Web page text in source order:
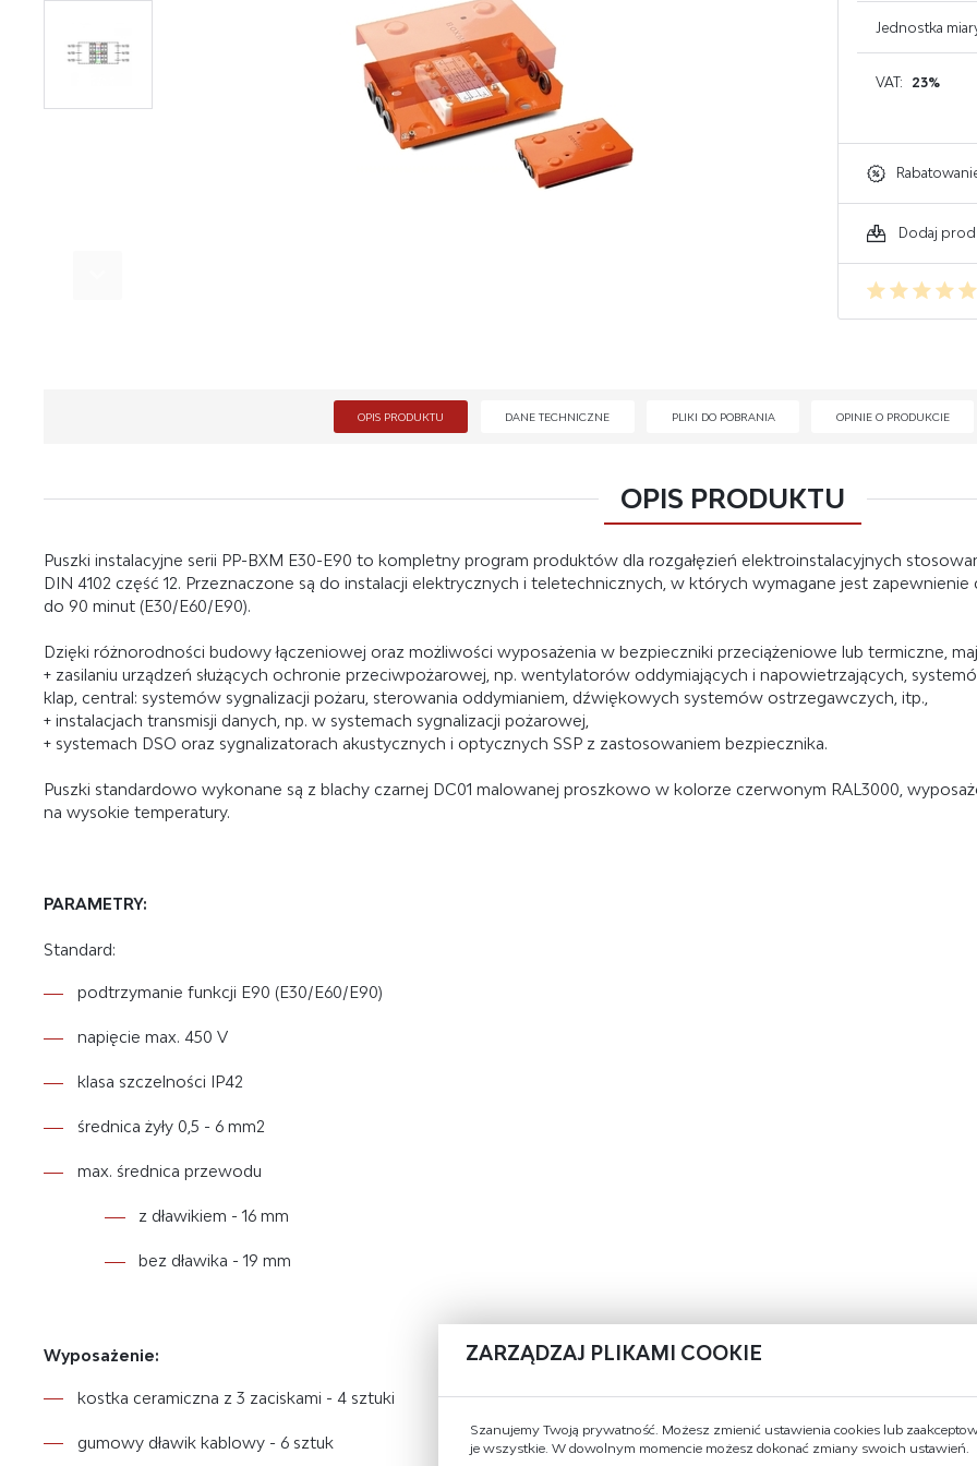
GAŚNICE DO KOMPUTERA
GAŚNICE DO ELEKTRONIKI
GAŚNICE DO WARSZTATU
Jednostka
VAT: 23%
Dodaj
OPIS PRODUKTU DANE TECHNICZNE PLIKI DO POBRANIA OPINIE O PRODUKCIE
OPIS PRODUKTU
Puszki instalacyjne serii PP-BXM E30-E90 to kompletny program produktów dla rozgałęzień elektroinstalacyjnych
DIN 4102 część 12. Przeznaczone są do instalacji elektrycznych i teletechnicznych, w których wymagane jest zapewnienie
do 90 minut (E30/E60/E90).
Dzięki różnorodności budowy łączeniowej oraz możliwości wyposażenia w bezpieczniki przeciążeniowe lub termiczne,
+zasilaniu urządzeń służących ochronie przeciwpożarowej, np. wentylatorów oddymiających i napowietrzających,
klap, central: systemów sygnalizacji pożaru, sterowania oddymianiem, dźwiękowych systemów ostrzegawczych, itp.,
+instalacjach transmisji danych, np. w systemach sygnalizacji pożarowej,
+systemach DSO oraz sygnalizatorach akustycznych i optycznych SSP z zastosowaniem bezpiecznika.
Puszki standardowo wykonane są z blachy czarnej DC01 malowanej proszkowo w kolorze czerwonym RAL3000,
na wysokie temperatury.
PARAMETRY:
Standard:
podtrzymanie funkcji E90 (E30/E60/E90)
napięcie max. 450 V
klasa szczelności IP42
średnica żyły 0,5 - 6 mm2
max. średnica przewodu
z dławikiem - 16 mm
bez dławika - 19 mm
Wyposażenie:
kostka ceramiczna z 3 zaciskami - 4 sztuki
gumowy dławik kablowy - 6 sztuk
ZARZĄDZAJ PLIKAMI COOKIE
Szanujemy Twoją prywatność. Możesz zmienić ustawienia cookies lub
je wszystkie. W dowolnym momencie możesz dokonać zmiany swoich ustawień.